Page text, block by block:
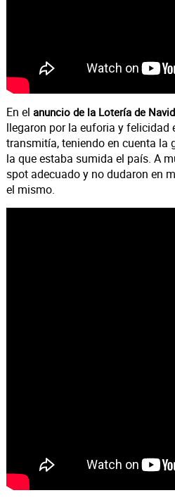
En el anuncio de la Lotería de
llegaron por la euforia y felicidad
transmitía, teniendo en cuenta la
la que estaba sumida el país. A
spot adecuado y no dudaron en
el mismo.